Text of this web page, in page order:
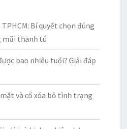
Bí quyết chọn đúng
mũi thanh tú
bao nhiêu tuổi? Giải đáp
và cổ xóa bỏ tình trạng